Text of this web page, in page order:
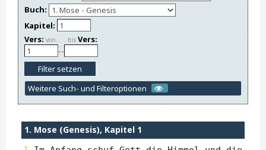
Buch:
Kapitel:
Vers: von..
--
..bis Vers:
Weitere Such- und Filteroptionen
1. Mose (Genesis), Kapitel 1